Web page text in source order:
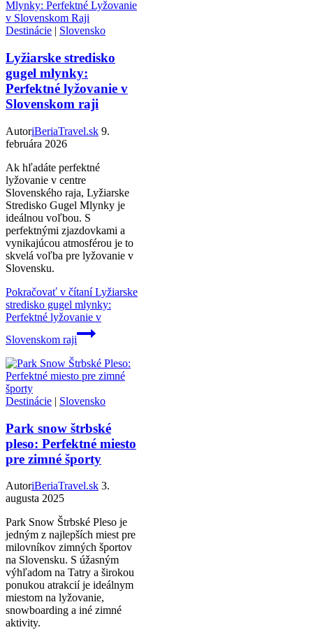
Destinácie | Slovensko
Lyžiarske stredisko
gugel mlynky:
Perfektné lyžovanie v
Slovenskom raji
AutoriBeriaTravel.sk 9.
februára 2026
Ak hľadáte perfektné
lyžovanie v centre
Slovenského raja, Lyžiarske
Stredisko Gugel Mlynky je
ideálnou voľbou. S
perfektnými zjazdovkami a
vynikajúcou atmosférou je to
skvelá voľba pre lyžovanie v
Slovensku.
Pokračovať v čítaníLyžiarske
stredisko gugel mlynky:
Perfektné lyžovanie v
Slovenskom raji
Destinácie | Slovensko
Park snow štrbské
pleso: Perfektné miesto
pre zimné športy
AutoriBeriaTravel.sk 3.
augusta 2025
Park Snow Štrbské Pleso je
jedným z najlepších miest pre
milovníkov zimných športov
na Slovensku. S úžasným
výhľadom na Tatry a širokou
ponukou atrakcií je ideálnym
miestom na lyžovanie,
snowboarding a iné zimné
aktivity.